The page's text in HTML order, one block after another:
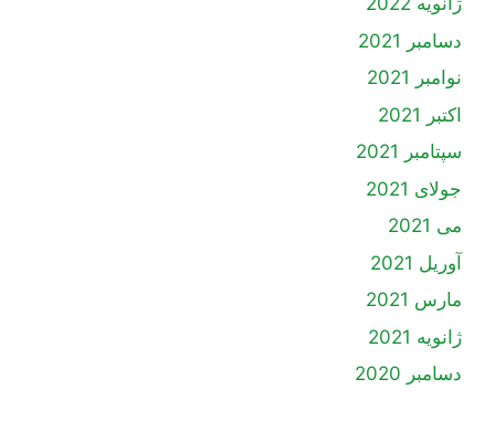
دسامبر 2021
نوامبر 2021
اکتبر 2021
سپتامبر 2021
جولای 2021
می 2021
آوریل 2021
مارس 2021
ژانویه 2021
دسامبر 2020